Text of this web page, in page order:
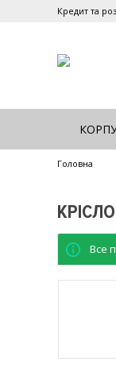
Кредит та
Головна
КРІСЛО
Все